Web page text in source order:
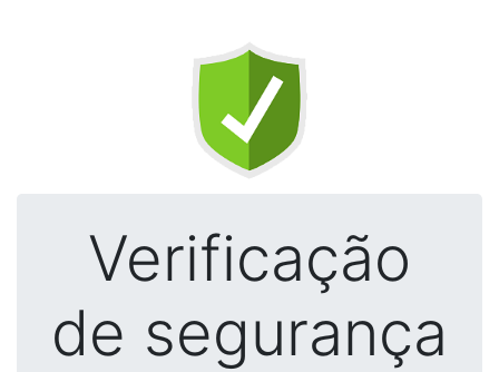
Verificação
de segurança